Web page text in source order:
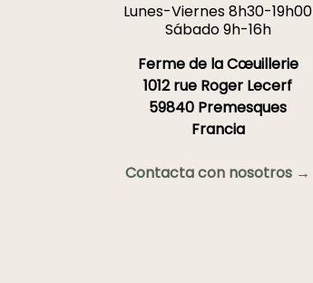
Lunes-Viernes 8h30-19h00
Sábado 9h-16h
Ferme de la Cœuillerie
1012 rue Roger Lecerf
59840 Premesques
Francia
Contacta con nosotros →